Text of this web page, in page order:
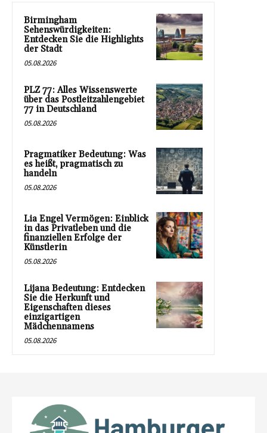
Birmingham
Sehenswürdigkeiten:
Entdecken Sie die Highlights
der Stadt
05.08.2026
PLZ 77: Alles Wissenswerte
über das Postleitzahlengebiet
77 in Deutschland
05.08.2026
Pragmatiker Bedeutung: Was
es heißt, pragmatisch zu
handeln
05.08.2026
Lia Engel Vermögen: Einblick
in das Privatleben und die
finanziellen Erfolge der
Künstlerin
05.08.2026
Lijana Bedeutung: Entdecken
Sie die Herkunft und
Eigenschaften dieses
einzigartigen
Mädchennamens
05.08.2026